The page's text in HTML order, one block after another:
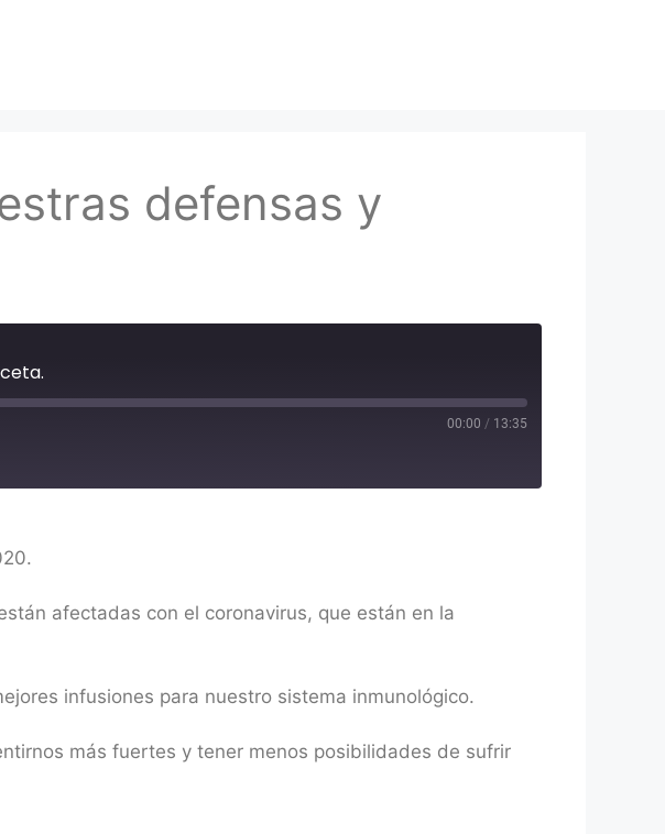
defensas y
00:00 / 13:35
afectadas con el coronavirus, que están en la
infusiones para nuestro sistema inmunológico.
más fuertes y tener menos posibilidades de sufrir